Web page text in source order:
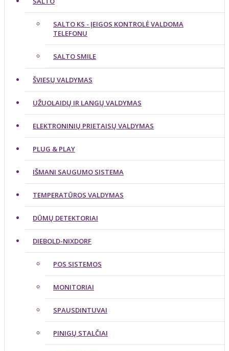
SALTO KS - ĮEIGOS KONTROLĖ VALDOMA
TELEFONU
SALTO SMILE
ŠVIESŲ VALDYMAS
UŽUOLAIDŲ IR LANGŲ VALDYMAS
ELEKTRONINIŲ PRIETAISŲ VALDYMAS
PLUG & PLAY
IŠMANI SAUGUMO SISTEMA
TEMPERATŪROS VALDYMAS
DŪMŲ DETEKTORIAI
DIEBOLD-NIXDORF
POS SISTEMOS
MONITORIAI
SPAUSDINTUVAI
PINIGŲ STALČIAI